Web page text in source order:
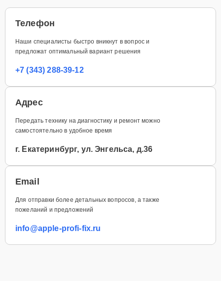
Телефон
Наши специалисты быстро вникнут в вопрос и
предложат оптимальный вариант решения
+7 (343) 288-39-12
Адрес
Передать технику на диагностику и ремонт можно
самостоятельно в удобное время
г. Екатеринбург, ул. Энгельса, д.36
Email
Для отправки более детальных вопросов, а также
пожеланий и предложений
info@apple-profi-fix.ru